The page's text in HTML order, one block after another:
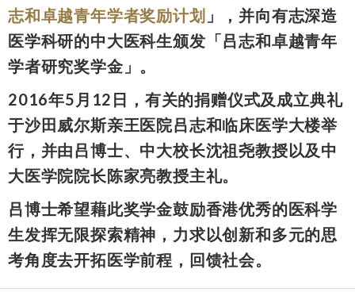
志和卓越青年学者奖励计划 」，并向有志深造
医学科研的中大医科生颁发「吕志和卓越青年
学者研究奖学金」。
2016年5月12日，有关的捐赠仪式及成立典礼
于沙田威尔斯亲王医院吕志和临床医学大楼举
行，并由吕博士、中大校长沈祖尧教授以及中
大医学院院长陈家亮教授主礼。
吕博士希望藉此奖学金鼓励香港优秀的医科学
生发挥无限探索精神，力求以创新和多元的思
考角度去开拓医学前程，回馈社会。